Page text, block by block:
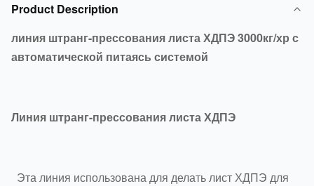
Product Description
линия штранг-прессования листа ХДПЭ 3000кг/хр с
автоматической питаясь системой
Линия штранг-прессования листа ХДПЭ
Эта линия использована для делать лист ХДПЭ для